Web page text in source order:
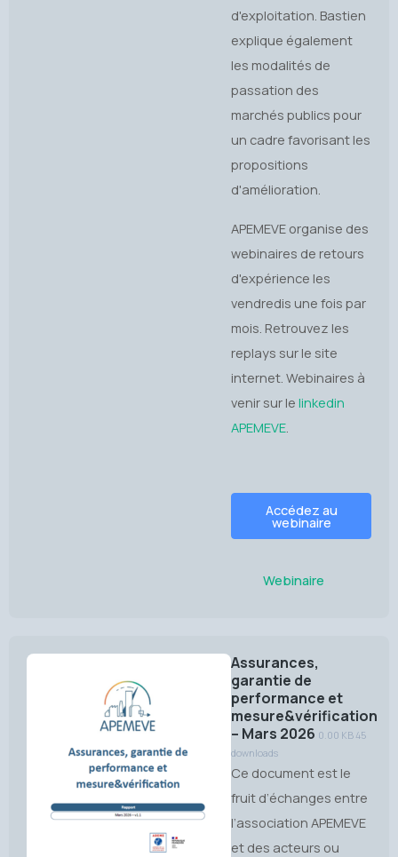
d'exploitation. Bastien
explique également
les modalités de
passation des
marchés publics pour
un cadre favorisant les
propositions
d'amélioration.
APEMEVE organise des
webinaires de retours
d'expérience les
vendredis une fois par
mois. Retrouvez les
replays sur le site
internet. Webinaires à
venir sur le linkedin
APEMEVE.
Accédez au
webinaire
Webinaire
Assurances,
garantie de
performance et
mesure&vérification
– Mars 2026 0.00 KB 45
downloads
Ce document est le
fruit d’échanges entre
l’association APEMEVE
et des acteurs ou